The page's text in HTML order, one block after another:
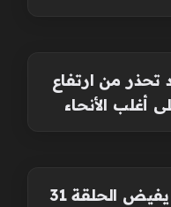
تحذر من ارتفاع
أغلب الأنحاء
مسلسل هذا البحر سوف يفيض الحلقة 31